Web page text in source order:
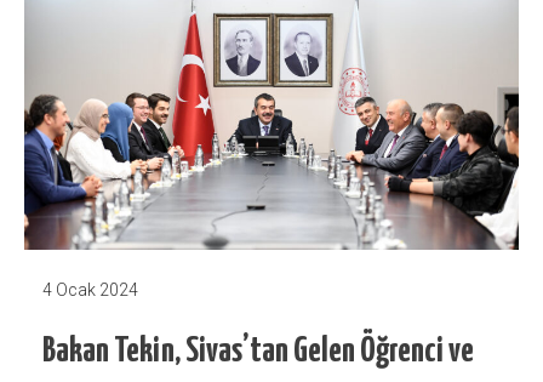
4 Ocak 2024
Bakan Tekin, Sivas’tan Gelen Öğrenci ve